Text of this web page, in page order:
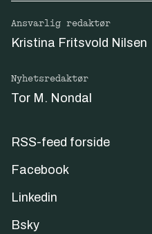
Ansvarlig redaktør
Kristina Fritsvold Nilsen
Nyhetsredaktør
Tor M. Nondal
RSS-feed forside
Facebook
Linkedin
Bsky